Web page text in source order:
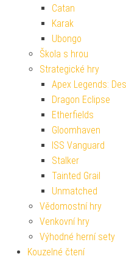
Catan
Karak
Ubongo
Škola s hrou
Strategické hry
Apex Legends:
Dragon Eclipse
Etherfields
Gloomhaven
ISS Vanguard
Stalker
Tainted Grail
Unmatched
Vědomostní hry
Venkovní hry
Výhodné herní sety
Kouzelné čtení